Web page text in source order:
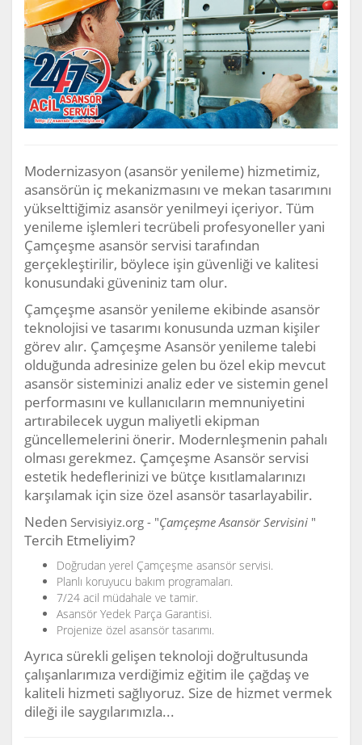
Modernizasyon (asansör yenileme) hizmetimiz,
asansörün iç mekanizmasını ve mekan tasarımını
yükselttiğimiz asansör yenilmeyi içeriyor. Tüm
yenileme işlemleri tecrübeli profesyoneller yani
Çamçeşme asansör servisi tarafından
gerçekleştirilir, böylece işin güvenliği ve kalitesi
konusundaki güveniniz tam olur.
Çamçeşme asansör yenileme ekibinde asansör
teknolojisi ve tasarımı konusunda uzman kişiler
görev alır. Çamçeşme Asansör yenileme talebi
olduğunda adresinize gelen bu özel ekip mevcut
asansör sisteminizi analiz eder ve sistemin genel
performasını ve kullanıcıların memnuniyetini
artırabilecek uygun maliyetli ekipman
güncellemelerini önerir. Modernleşmenin pahalı
olması gerekmez. Çamçeşme Asansör servisi
estetik hedeflerinizi ve bütçe kısıtlamalarınızı
karşılamak için size özel asansör tasarlayabilir.
Neden Servisiyiz.org - "Çamçeşme Asansör Servisini "
Tercih Etmeliyim?
Doğrudan yerel Çamçeşme asansör servisi.
Planlı koruyucu bakım programaları.
7/24 acil müdahale ve tamir.
Asansör Yedek Parça Garantisi.
Projenize özel asansör tasarımı.
Ayrıca sürekli gelişen teknoloji doğrultusunda
çalışanlarımıza verdiğimiz eğitim ile çağdaş ve
kaliteli hizmeti sağlıyoruz. Size de hizmet vermek
dileği ile saygılarımızla...